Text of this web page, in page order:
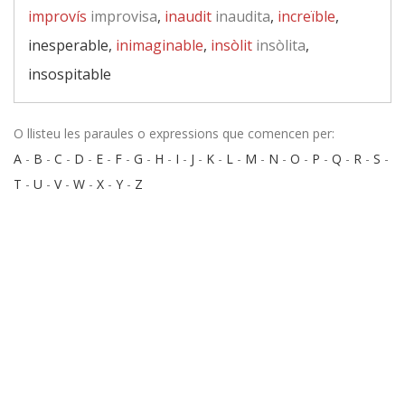
improvís improvisa, inaudit inaudita, increïble,
inesperable, inimaginable, insòlit insòlita,
insospitable
O llisteu les paraules o expressions que comencen per:
A - B - C - D - E - F - G - H - I - J - K - L - M - N - O - P - Q - R - S -
T - U - V- W - X - Y - Z